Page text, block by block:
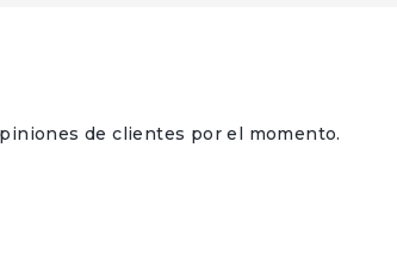
de clientes por el momento.